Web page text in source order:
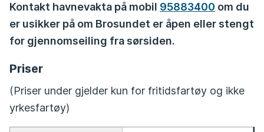
Kontakt havnevakta på mobil 95883400 om du
er usikker på om Brosundet er åpen eller stengt
for gjennomseiling fra sørsiden.
Priser
(Priser under gjelder kun for fritidsfartøy og ikke
yrkesfartøy)